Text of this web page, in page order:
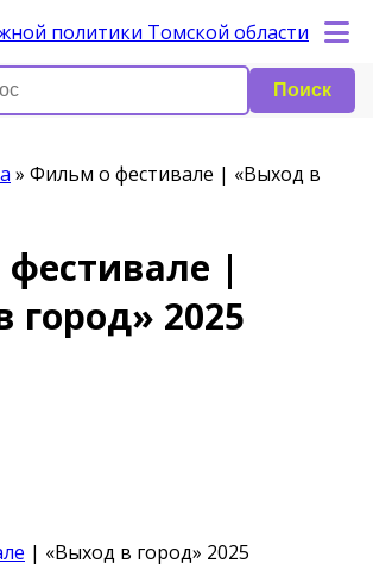
Поиск
» Фильм о фестивале | «Выход в
|
город» 2025
| «Выход в город» 2025